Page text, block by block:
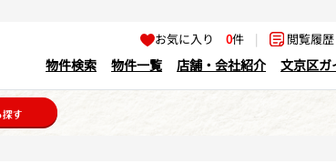
お気に入り0件 | 閲覧履
物件検索 物件一覧 店舗・会社紹介 文京区ガ